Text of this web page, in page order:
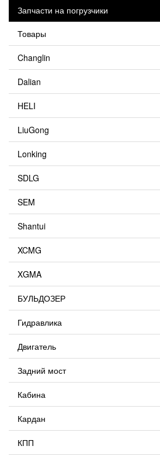
Запчасти на погрузчики
Товары
Changlin
Dalian
HELI
LiuGong
Lonking
SDLG
SEM
Shantui
XCMG
XGMA
БУЛЬДОЗЕР
Гидравлика
Двигатель
Задний мост
Кабина
Кардан
КПП